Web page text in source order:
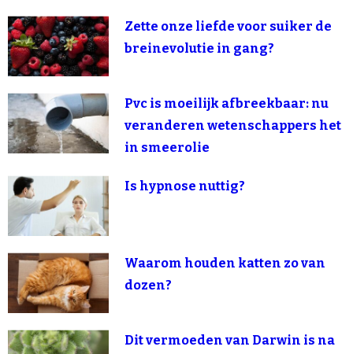
Zette onze liefde voor suiker de
breinevolutie in gang?
Pvc is moeilijk afbreekbaar: nu
veranderen wetenschappers het
in smeerolie
Is hypnose nuttig?
Waarom houden katten zo van
dozen?
Dit vermoeden van Darwin is na